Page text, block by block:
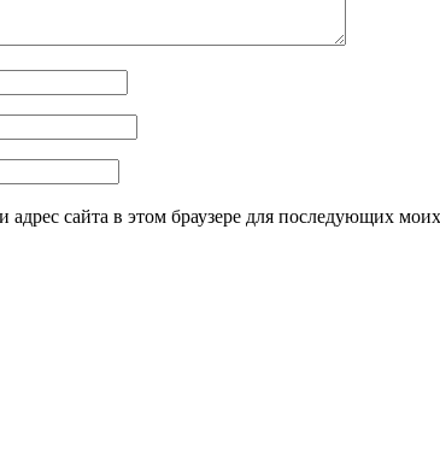
адрес сайта в этом браузере для последующих